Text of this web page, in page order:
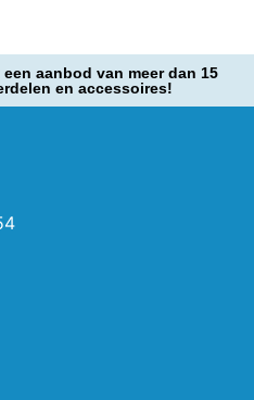
aanbod van meer dan 15
en accessoires!